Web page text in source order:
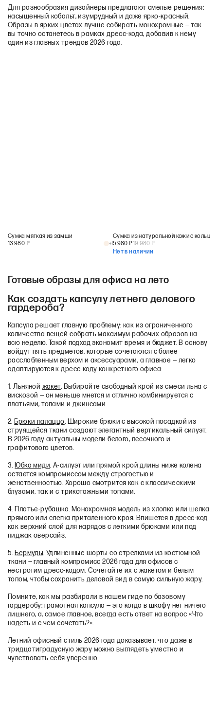
Для разнообразия дизайнеры предлагают смелые решения:
насыщенный кобальт, изумрудный и даже ярко‑красный.
Образы в ярких цветах лучше собирать монохромные — так
вы точно останетесь в рамках дресс‑кода, добавив к нему
один из главных трендов 2026 года.
Сумка мягкая из замши
13 980 ₽ +15 980 ₽19 980₽
Нет в наличии
Готовые образы для офиса на лето
Как создать капсулу летнего делового
гардероба?
Капсула решает главную проблему: как из ограниченного
количества вещей собрать максимум рабочих образов на
всю неделю. Такой подход экономит время и бюджет. В основу
войдут пять предметов, которые сочетаются с более
расслабленным верхом и аксессуарами, а главное — легко
адаптируются к дресс‑коду конкретного офиса:
1. Льняной жакет. Выбирайте свободный крой из смеси льна с
вискозой — он меньше мнется и отлично комбинируется с
платьями, топами и джинсами.
2. Брюки палаццо. Широкие брюки с высокой посадкой из
струящейся ткани создают элегантный вертикальный силуэт.
В 2026 году актуальны модели белого, песочного и
графитового цветов.
3. Юбка миди. А‑силуэт или прямой крой длины ниже колена
остается компромиссом между строгостью и
женственностью. Хорошо смотрится как с классическими
блузами, так и с трикотажными топами.
4. Платье‑рубашка. Монохромная модель из хлопка или шелка
прямого или слегка приталенного кроя. Впишется в дресс‑код
как верхний слой для нарядов с легкими брюками или под
пиджак оверсайз.
5. Бермуды. Удлиненные шорты со стрелками из костюмной
ткани — главный компромисс 2026 года для офисов с
нестрогим дресс‑кодом. Сочетайте их с жакетом и белым
топом, чтобы сохранить деловой вид в самую сильную жару.
Помните, как мы разбирали в нашем гиде по базовому
гардеробу: грамотная капсула — это когда в шкафу нет ничего
лишнего, а, самое главное, всегда есть ответ на вопрос «Что
надеть и с чем сочетать?».
Летний офисный стиль 2026 года доказывает, что даже в
тридцатиградусную жару можно выглядеть уместно и
чувствовать себя уверенно.